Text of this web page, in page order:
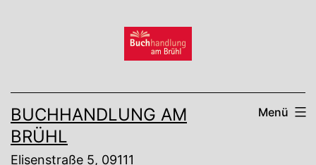
BUCHHANDLUNG AM
BRÜHL
Elisenstraße 5, 09111
Menü